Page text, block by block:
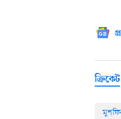
ক্রিকেট